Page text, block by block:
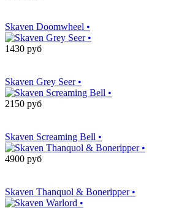
Skaven Doomwheel •
1430 руб
Skaven Grey Seer •
2150 руб
Skaven Screaming Bell •
4900 руб
Skaven Thanquol & Boneripper •